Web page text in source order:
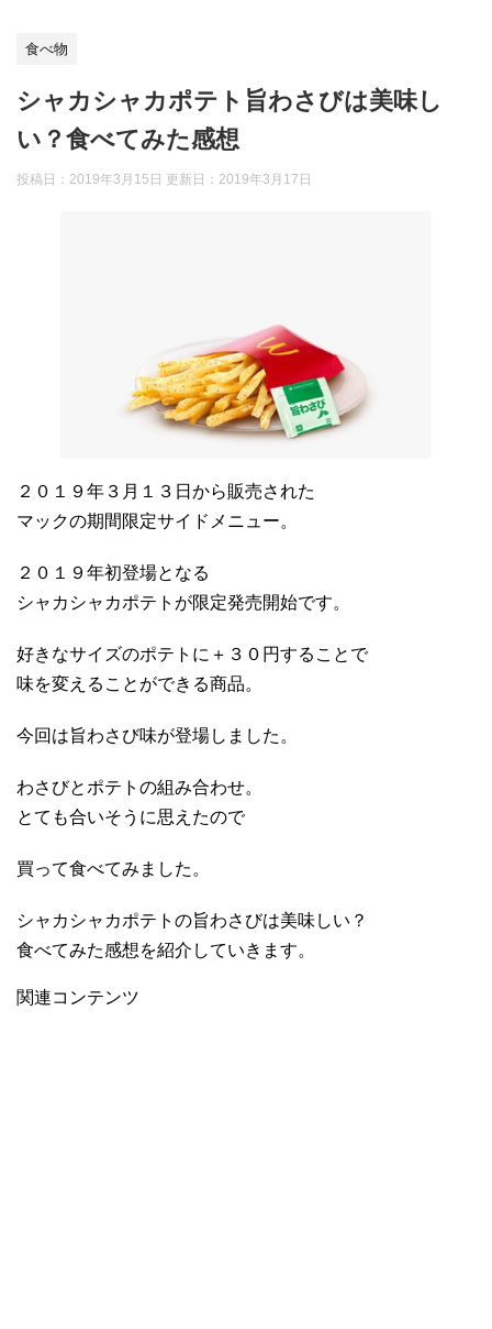
食べ物
シャカシャカポテト旨わさびは美味し
い？食べてみた感想
投稿日：2019年3月15日 更新日： 2019年3月17日
２０１９年３月１３日から販売された
マックの期間限定サイドメニュー。
２０１９年初登場となる
シャカシャカポテトが限定発売開始です。
好きなサイズのポテトに＋３０円することで
味を変えることができる商品。
今回は旨わさび味が登場しました。
わさびとポテトの組み合わせ。
とても合いそうに思えたので
買って食べてみました。
シャカシャカポテトの旨わさびは美味しい？
食べてみた感想を紹介していきます。
関連コンテンツ